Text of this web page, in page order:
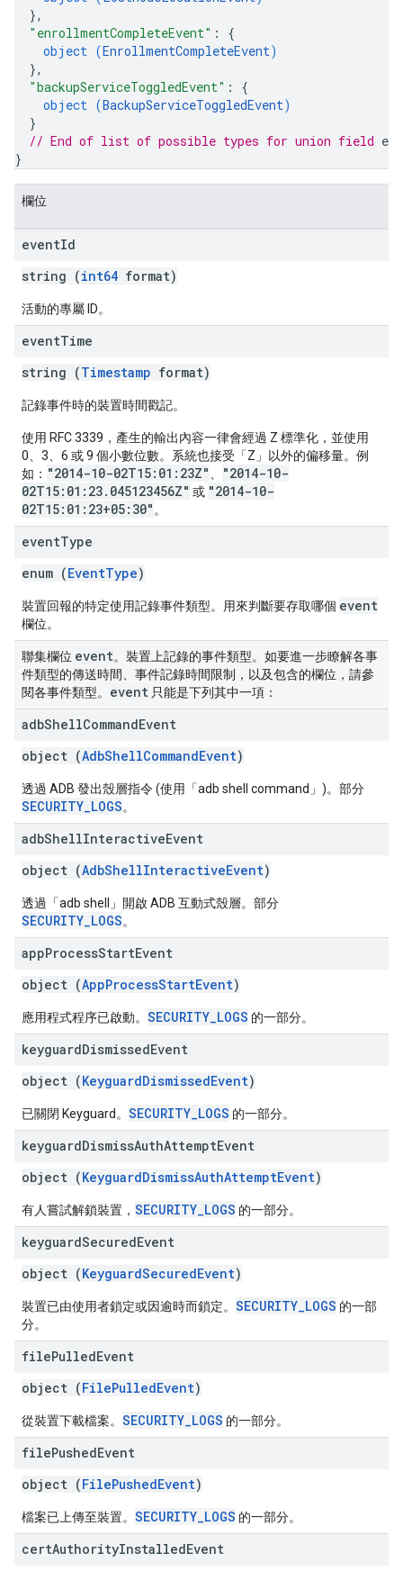
},
"enrollmentCompleteEvent" : {
object (EnrollmentCompleteEvent)
},
"backupServiceToggledEvent" : {
object (BackupServiceToggledEvent)
}
// End of list of possible types for union field
}
欄位
eventId
string (int64 format)
活動的專屬 ID。
eventTime
string (Timestamp format)
記錄事件時的裝置時間戳記。
使用 RFC 3339，產生的輸出內容一律會經過 Z 標準化，並使用
0、3、6 或 9 個小數位數。系統也接受「Z」以外的偏移量。例
如： "2014-10-02T15:01:23Z"
"2014-10-
02T15:01:23.045123456Z" 或 "2014-10-
02T15:01:23+05:30" 。
eventType
enum (EventType)
裝置回報的特定使用記錄事件類型。用來判斷要存取哪個 event
欄位。
聯集欄位 event。裝置上記錄的事件類型。如要進一步瞭解各事
件類型的傳送時間、事件記錄時間限制，以及包含的欄位，請參
閱各事件類型。 event 只能是下列其中一項：
adbShellCommandEvent
object (AdbShellCommandEvent)
透過 ADB 發出殼層指令 (使用「adb shell command」)。部分
SECURITY_LOGS。
adbShellInteractiveEvent
object (AdbShellInteractiveEvent)
透過「adb shell」開啟 ADB 互動式殼層。部分
SECURITY_LOGS。
appProcessStartEvent
object (AppProcessStartEvent)
應用程式程序已啟動。 SECURITY_LOGS 的一部分。
keyguardDismissedEvent
object (KeyguardDismissedEvent)
已關閉 Keyguard。 SECURITY_LOGS 的一部分。
keyguardDismissAuthAttemptEvent
object (KeyguardDismissAuthAttemptEvent)
有人嘗試解鎖裝置， SECURITY_LOGS 的一部分。
keyguardSecuredEvent
object (KeyguardSecuredEvent)
裝置已由使用者鎖定或因逾時而鎖定。 SECURITY_LOGS 的一部
分。
filePulledEvent
object (FilePulledEvent)
從裝置下載檔案。 SECURITY_LOGS 的一部分。
filePushedEvent
object (FilePushedEvent)
檔案已上傳至裝置。 SECURITY_LOGS 的一部分。
certAuthorityInstalledEvent